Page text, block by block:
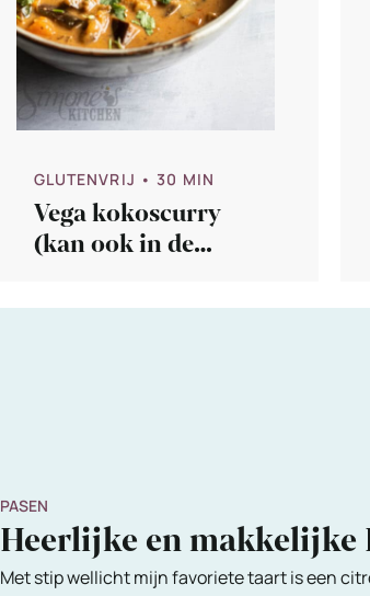
GLUTENVRIJ • 30 MIN
Vega kokoscurry
(kan ook in de
PASEN
Heerlijke en makkelijke
Met stip wellicht mijn favoriete taart is een